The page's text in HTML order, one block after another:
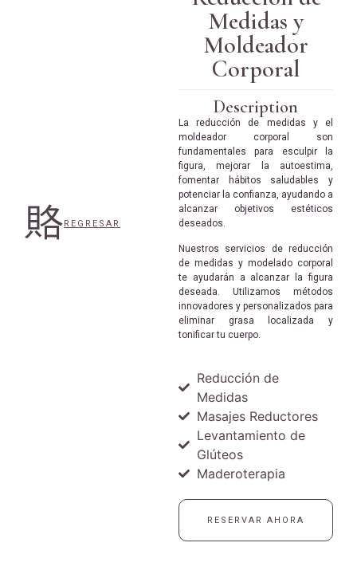
REGRESAR
Medidas y
Moldeador
Corporal
Description
La reducción de medidas y el
moldeador corporal son
fundamentales para esculpir la
figura, mejorar la autoestima,
fomentar hábitos saludables y
potenciar la confianza, ayudando a
alcanzar objetivos estéticos
deseados.
Nuestros servicios de reducción
de medidas y modelado corporal
te ayudarán a alcanzar la figura
deseada. Utilizamos métodos
innovadores y personalizados para
eliminar grasa localizada y
tonificar tu cuerpo.
Reducción de
Medidas
Masajes Reductores
Levantamiento de
Glúteos
Maderoterapia
RESERVAR AHORA